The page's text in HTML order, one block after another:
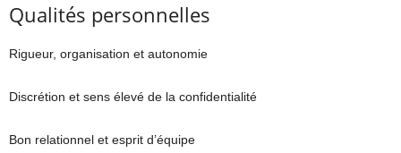
Qualités personnelles
Rigueur, organisation et autonomie
Discrétion et sens élevé de la confidentialité
Bon relationnel et esprit d’équipe